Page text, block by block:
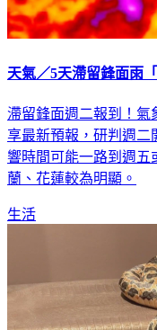
天氣／5天滯留鋒面雨
滯留鋒面週二報到！氣
享最新預報，研判週二
響時間可能一路到週五
蘭、花蓮較為明顯。
生活